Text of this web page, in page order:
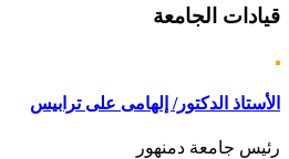
قيادات الجامعة
الأستاذ الدكتور/ إلهامى على ترابيس
رئيس جامعة دمنهور